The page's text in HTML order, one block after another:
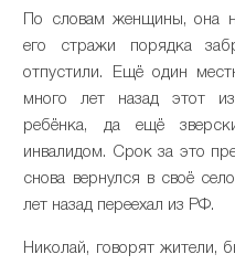
По словам женщины, она
его стражи порядка
отпустили. Ещё один
много лет назад этот
ребёнка, да ещё
инвалидом. Срок за это
снова вернулся в своё
лет назад переехал из РФ.
Николай, говорят жители,